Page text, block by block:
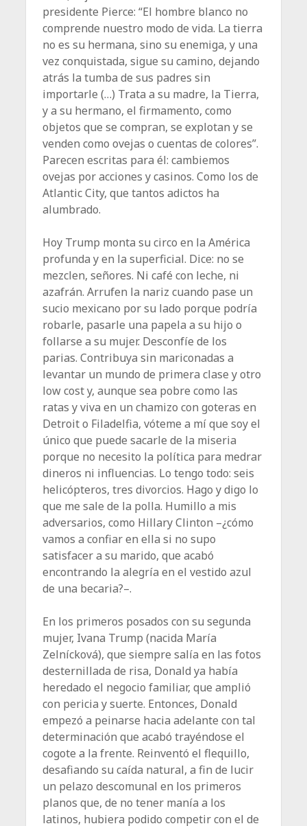
presidente Pierce: “El hombre blanco no
comprende nuestro modo de vida. La tierra
no es su hermana, sino su enemiga, y una
vez conquistada, sigue su camino, dejando
atrás la tumba de sus padres sin
importarle (…) Trata a su madre, la Tierra,
y a su hermano, el firmamento, como
objetos que se compran, se explotan y se
venden como ovejas o cuentas de colores”.
Parecen escritas para él: cambiemos
ovejas por acciones y casinos. Como los de
Atlantic City, que tantos adictos ha
alumbrado.
Hoy Trump monta su circo en la América
profunda y en la superficial. Dice: no se
mezclen, señores. Ni café con leche, ni
azafrán. Arrufen la nariz cuando pase un
sucio mexicano por su lado porque podría
robarle, pasarle una papela a su hijo o
follarse a su mujer. Desconfíe de los
parias. Contribuya sin mariconadas a
levantar un mundo de primera clase y otro
low cost y, aunque sea pobre como las
ratas y viva en un chamizo con goteras en
Detroit o Filadelfia, vóteme a mí que soy el
único que puede sacarle de la miseria
porque no necesito la política para medrar
dineros ni influencias. Lo tengo todo: seis
helicópteros, tres divorcios. Hago y digo lo
que me sale de la polla. Humillo a mis
adversarios, como Hillary Clinton –¿cómo
vamos a confiar en ella si no supo
satisfacer a su marido, que acabó
encontrando la alegría en el vestido azul
de una becaria?–.
En los primeros posados con su segunda
mujer, Ivana Trump (nacida María
Zelnícková), que siempre salía en las fotos
desternillada de risa, Donald ya había
heredado el negocio familiar, que amplió
con pericia y suerte. Entonces, Donald
empezó a peinarse hacia adelante con tal
determinación que acabó trayéndose el
cogote a la frente. Reinventó el flequillo,
desafiando su caída natural, a fin de lucir
un pelazo descomunal en los primeros
planos que, de no tener manía a los
latinos, hubiera podido competir con el de